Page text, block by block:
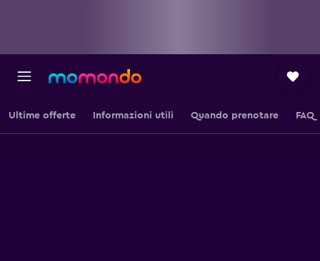
Ultime offerte Informazioni utili Quando prenotare FAQ